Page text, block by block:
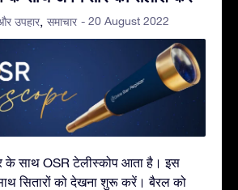
उपहार समाचार - 20 August 2022
के साथ OSR टेलीस्कोप आता है। इस
सितारों को देखना शुरू करें। बैरल को